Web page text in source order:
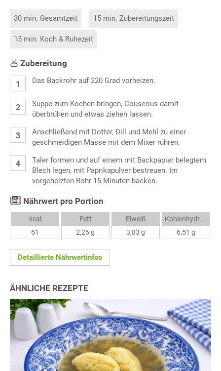
30 min. Gesamtzeit 15 min. Zubereitungszeit
15 min. Koch & Ruhezeit
Zubereitung
Das Backrohr auf 220 Grad vorheizen.
Suppe zum Kochen bringen, Couscous damit
überbrühen und etwas ziehen lassen.
Anschließend mit Dotter, Dill und Mehl zu einer
geschmeidigen Masse mit dem Mixer rühren.
Taler formen und auf einem mit Backpapier belegtem
Blech legen, mit Paprikapulver bestreuen. Im
vorgeheizten Rohr 15 Minuten backen.
Nährwert pro Portion
kcal
61
Fett
2,26 g
Eiweiß
3,83 g
Kohlenhydrate
6,51 g
Detaillierte Nährwertinfos
ÄHNLICHE REZEPTE